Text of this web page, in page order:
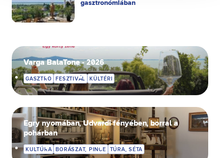
Ön a hozzájárulását bármikor visszavonhatja a weboldal
ezen sütikezelési felületén keresztül. A hozzájárulás
visszavonás előtti adatkezelés jogszerűségét.
gasztronómiában
Varga BalaTone - 2026
GASZTRO FESZTIVÁL KÜLTÉRI
Egry nyomában, Udvardi fényében, borral a
pohárban
KULTÚRA BORÁSZAT, PINCE TÚRA, SÉTA